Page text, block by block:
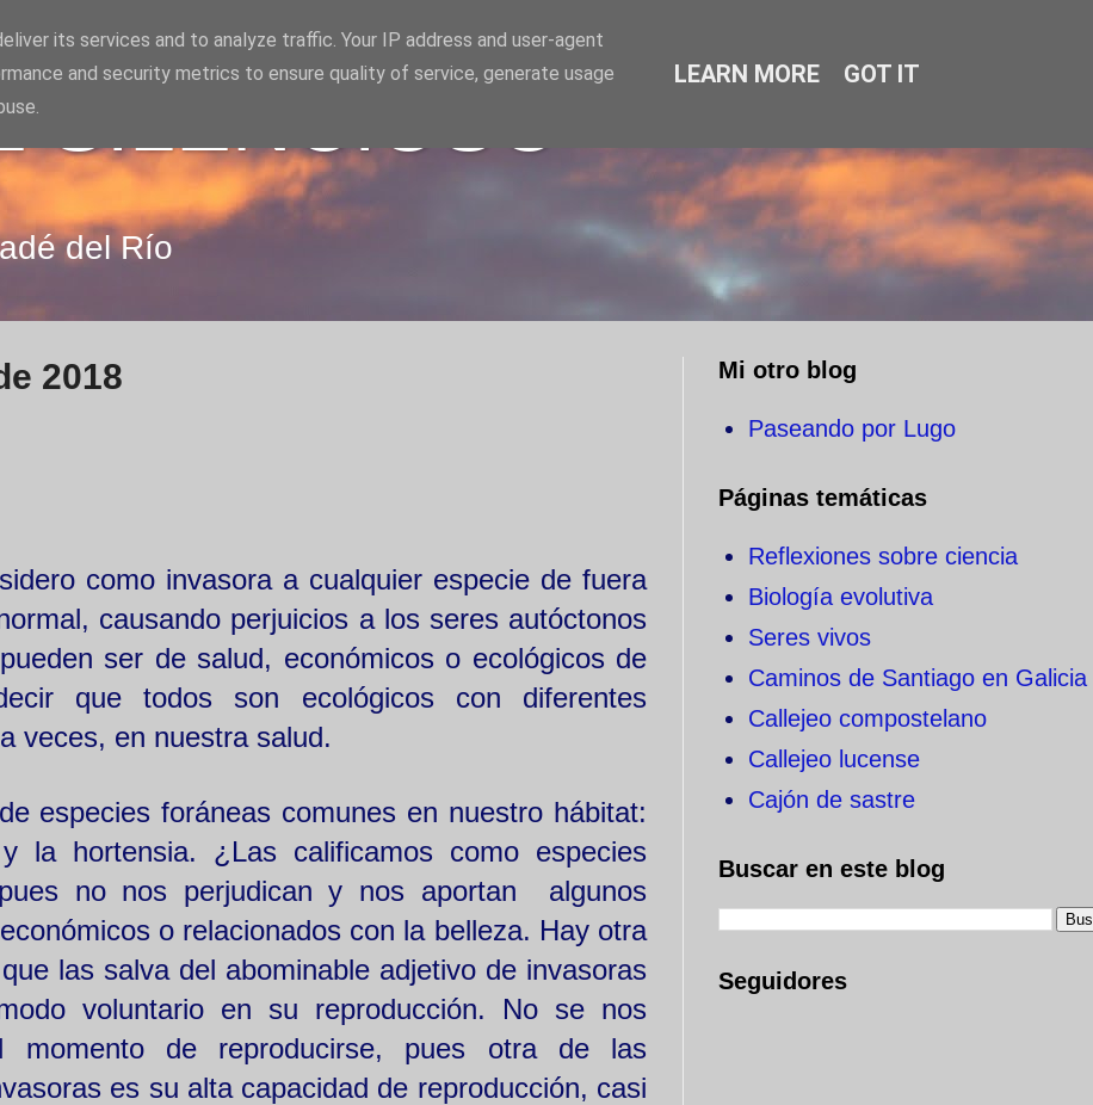
SILENCIOSO
del Río
2018
como invasora a cualquier especie de fuera
causando perjuicios a los seres autóctonos
ser de salud, económicos o ecológicos de
que todos son ecológicos con diferentes
veces, en nuestra salud.
especies foráneas comunes en nuestro hábitat:
hortensia. ¿Las calificamos como especies
no nos perjudican y nos aportan algunos
o relacionados con la belleza. Hay otra
las salva del abominable adjetivo de invasoras
voluntario en su reproducción. No se nos
de reproducirse, pues otra de las
es su alta capacidad de reproducción, casi
Mi otro blog
Paseando por Lugo
Páginas temáticas
Reflexiones sobre ciencia
Biología evolutiva
Seres vivos
Caminos de Santiago en Galicia
Callejeo compostelano
Callejeo lucense
Cajón de sastre
Buscar en este blog
Seguidores
its services and to analyze traffic. Your IP address and user-agent
and security metrics to ensure quality of service, generate usage
LEARN MORE GOT IT